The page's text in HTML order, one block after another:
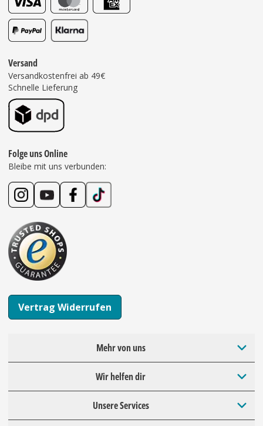
Versand
Versandkostenfrei ab 49€
Schnelle Lieferung
Folge uns Online
Bleibe mit uns verbunden:
Vertrag Widerrufen
Mehr von uns
Wir helfen dir
Unsere Services